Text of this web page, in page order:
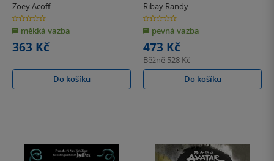
Zoey Acoff
0.0
z
5
hvězdiček
měkká vazba
363 Kč
Do košíku
Ribay Randy
0.0
z
5
hvězdiček
pevná vazba
473 Kč
Běžně 528 Kč
Do košíku